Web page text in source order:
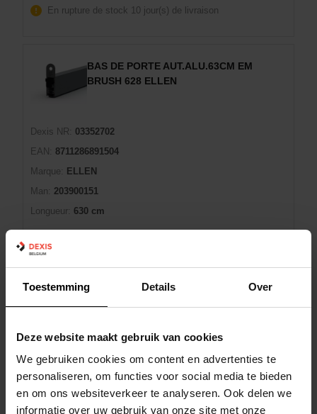
Toestemming Details Over
Deze website maakt gebruik van cookies
We gebruiken cookies om content en advertenties te
personaliseren, om functies voor social media te bieden
en om ons websiteverkeer te analyseren. Ook delen we
informatie over uw gebruik van onze site met onze
En rupture de stock 10 jour(s) de livraison
BAS DE PORTE AUT.ALU.63CM EM
BRUSH 628 ELLEN
Dexis NR:
03352702
EAN:
8711286891504
Marque:
ELLEN
Man: 203900151
Longueur: 630 cm
min (6)
Vendu par 6
En rupture de stock 10 jour(s) de livraison
LAMELLENSET 01185 DYNABRADE